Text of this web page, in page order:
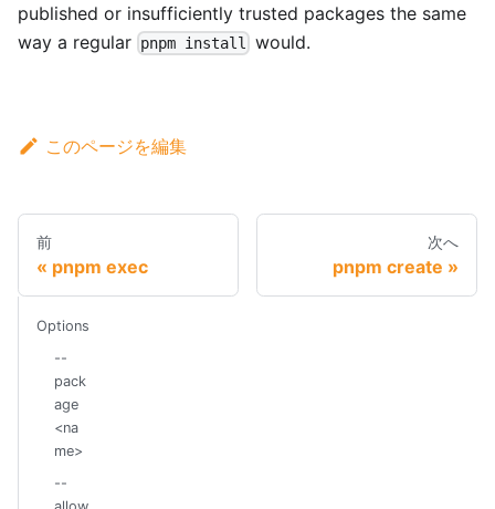
published or insufficiently trusted packages the same
way a regular pnpm install would.
このページを編集
前
pnpm exec
次へ
pnpm create
Options
--
pack
age
<na
me>
--